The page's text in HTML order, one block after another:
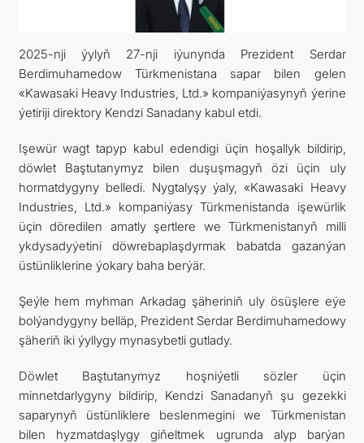
連絡先
FOLLOW US ON INSTAGRAM
INVEST TO TURKMENISTAN! PROJECTS AND USEFUL
INFORMATION
2025-nji ýylyň 27-nji iýunynda Prezident Serdar
Berdimuhamedow Türkmenistana sapar bilen gelen
«Kawasaki Heavy Industries, Ltd.» kompaniýasynyň ýerine
ýetiriji direktory Kendzi Sanadany kabul etdi.
Işewür wagt tapyp kabul edendigi üçin hoşallyk bildirip,
döwlet Baştutanymyz bilen duşuşmagyň özi üçin uly
hormatdygyny belledi. Nygtalyşy ýaly, «Kawasaki Heavy
Industries, Ltd.» kompaniýasy Türkmenistanda işewürlik
üçin döredilen amatly şertlere we Türkmenistanyň milli
ykdysadyýetini döwrebaplaşdyrmak babatda gazanýan
üstünliklerine ýokary baha berýär.
Şeýle hem myhman Arkadag şäheriniň uly ösüşlere eýe
bolýandygyny belläp, Prezident Serdar Berdimuhamedowy
şäheriň iki ýyllygy mynasybetli gutlady.
Döwlet Baştutanymyz hoşniýetli sözler üçin
minnetdarlygyny bildirip, Kendzi Sanadanyň şu gezekki
saparynyň üstünliklere beslenmegini we Türkmenistan
bilen hyzmatdaşlygy giňeltmek ugrunda alyp barýan